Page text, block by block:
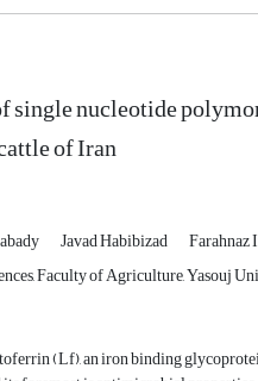
single nucleotide
of Iran
Javad Habibizad
Faculty of Agriculture, Yasouj
(Lf), an iron binding